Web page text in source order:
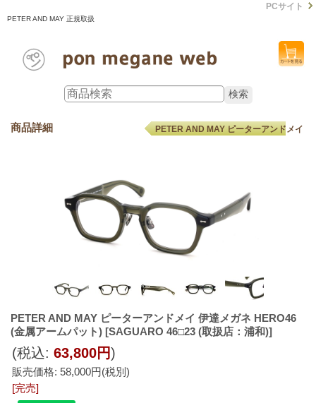
PETER AND MAY 正規取扱
PCサイト
商品詳細 PETER AND MAY ピーターアンドメイ
PETER AND MAY ピーターアンドメイ 伊達メガネ HERO46
(金属アームパット) [SAGUARO 46□23 (取扱店：浦和)]
販売価格: 58,000円(税別)
(税込: 63,800円)
[完売]